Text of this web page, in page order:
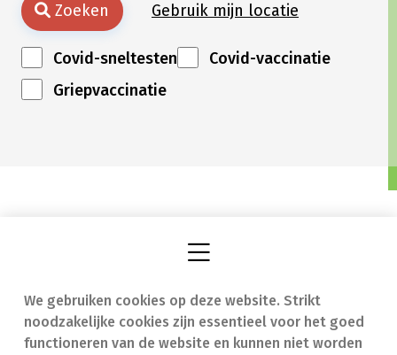
We gebruiken cookies op deze website. Strikt
noodzakelijke cookies zijn essentieel voor het goed
functioneren van de website en kunnen niet worden
Zoeken Gebruik mijn locatie
Covid-sneltesten
Covid-vaccinatie
Griepvaccinatie
Vind een apotheek
Onze expertise
In geval van nood
Contact